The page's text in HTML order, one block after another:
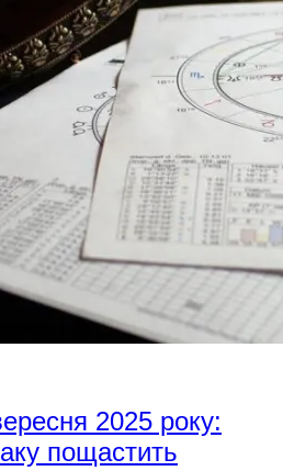
2025 року:
пощастить